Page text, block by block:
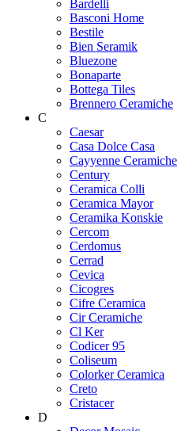
Bardelli
Basconi Home
Bestile
Bien Seramik
Bluezone
Bonaparte
Bottega Tiles
Brennero Ceramiche
C
Caesar
Casa Dolce Casa
Cayyenne Ceramiche
Century
Ceramica Colli
Ceramica Mayor
Ceramika Konskie
Cercom
Cerdomus
Cerrad
Cevica
Cicogres
Cifre Ceramica
Cir Ceramiche
Cl Ker
Codicer 95
Coliseum
Colorker Ceramica
Creto
Cristacer
D